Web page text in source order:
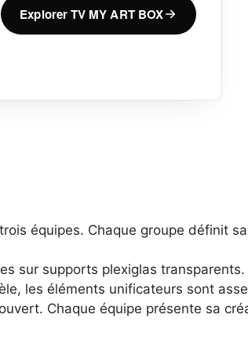
Explorer TV MY ART BOX
équipes. Chaque groupe définit sa
sur supports plexiglas transparents.
les éléments unificateurs sont
Chaque équipe présente sa